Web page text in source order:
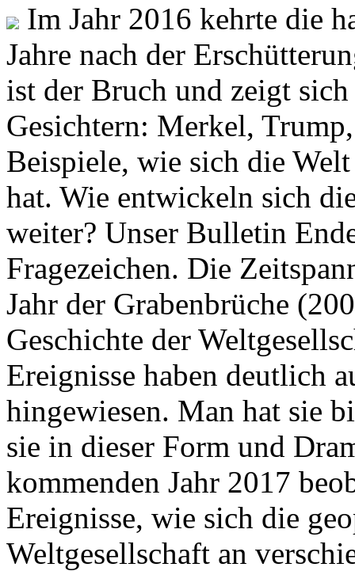
Im Jahr 2016 kehrte die
Jahre nach der
ist der Bruch und zeigt
Gesichtern: Merkel,
Beispiele, wie sich die
hat. Wie entwickeln sich
weiter? Unser Bulletin
Fragezeichen. Die
Jahr der Grabenbrüche
Geschichte der
Ereignisse haben deutlich
hingewiesen. Man hat sie
sie in dieser Form und
kommenden Jahr 2017
Ereignisse, wie sich die
Weltgesellschaft an